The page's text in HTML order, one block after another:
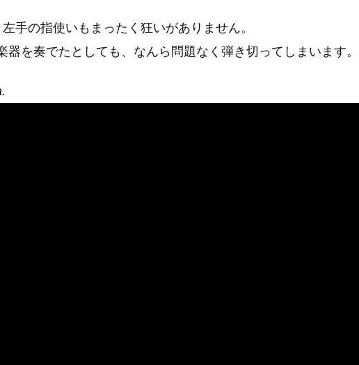
手の指使いもまったく狂いがありません。
を奏でたとしても、なんら問題なく弾き切ってしまいます。